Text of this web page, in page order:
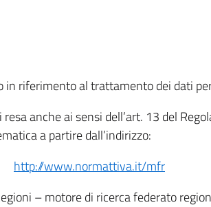
riferimento al trattamento dei dati
anche ai sensi dell’art. 13 del
a partire dall’indirizzo:
http://www.normattiva.it/mfr
– motore di ricerca federato